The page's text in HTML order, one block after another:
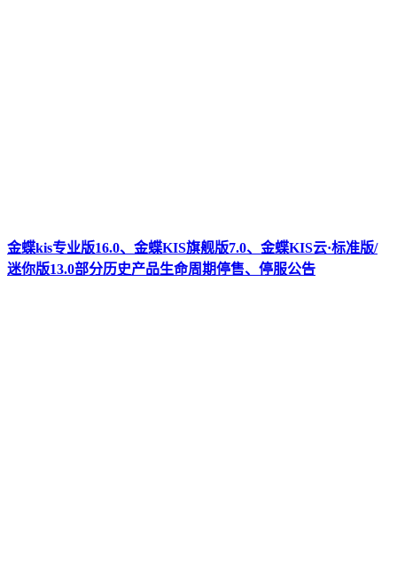
金蝶kis专业版16.0、金蝶KIS旗舰版7.0、金蝶KIS云·标准版/
迷你版13.0部分历史产品生命周期停售、停服公告